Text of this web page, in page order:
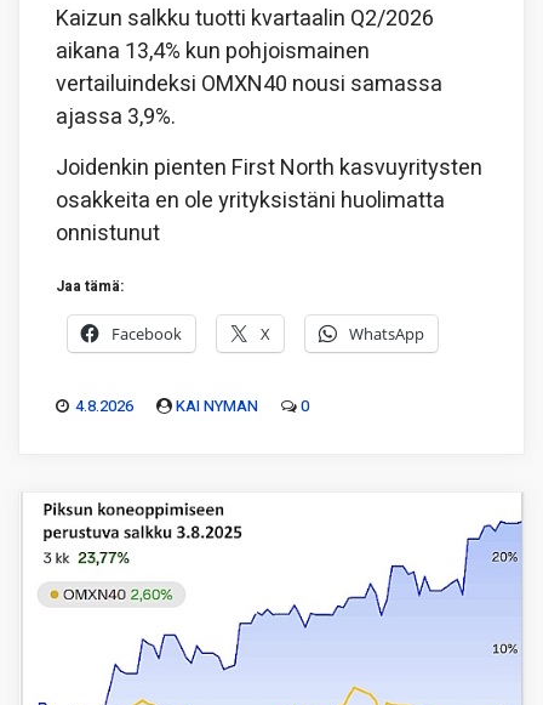
Kaizun salkku tuotti kvartaalin Q2/2026
aikana 13,4% kun pohjoismainen
vertailuindeksi OMXN40 nousi samassa
ajassa 3,9%.
Joidenkin pienten First North kasvuyritysten
osakkeita en ole yrityksistäni huolimatta
onnistunut
Jaa tämä:
Facebook X WhatsApp
4.8.2026 KAI NYMAN 0